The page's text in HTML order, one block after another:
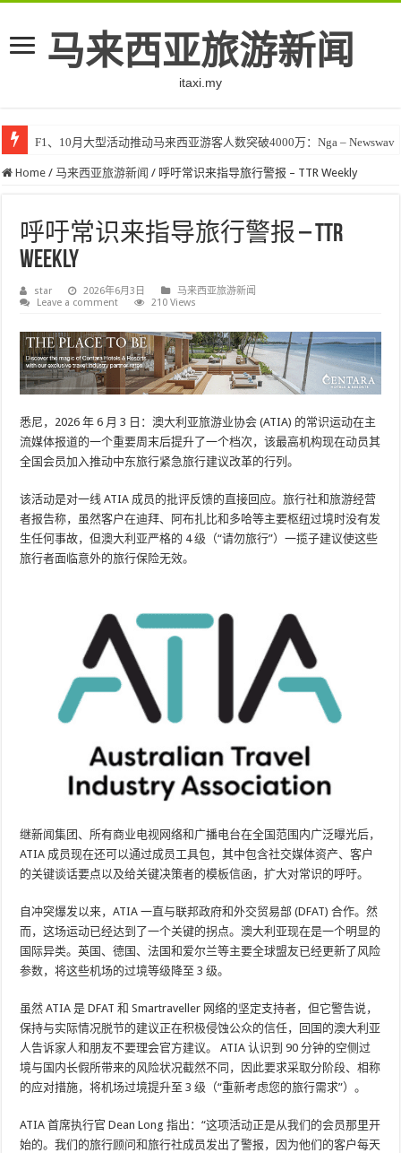
马来西亚旅游新闻
itaxi.my
F1、10月大型活动推动马来西亚游客人数突破4000万：Nga – Newswav
Home / 马来西亚旅游新闻 / 呼吁常识来指导旅行警报 – TTR Weekly
呼吁常识来指导旅行警报 – TTR
Weekly
star 2026年6月3日
马来西亚旅游新闻
Leave a comment
210 Views
悉尼，2026 年 6 月 3 日：澳大利亚旅游业协会 (ATIA) 的常识运动在主
流媒体报道的一个重要周末后提升了一个档次，该最高机构现在动员其
全国会员加入推动中东旅行紧急旅行建议改革的行列。
该活动是对一线 ATIA 成员的批评反馈的直接回应。旅行社和旅游经营
者报告称，虽然客户在迪拜、阿布扎比和多哈等主要枢纽过境时没有发
生任何事故，但澳大利亚严格的 4 级（“请勿旅行”）一揽子建议使这些
旅行者面临意外的旅行保险无效。
继新闻集团、所有商业电视网络和广播电台在全国范围内广泛曝光后，
ATIA 成员现在还可以通过成员工具包，其中包含社交媒体资产、客户
的关键谈话要点以及给关键决策者的模板信函，扩大对常识的呼吁。
自冲突爆发以来，ATIA 一直与联邦政府和外交贸易部 (DFAT) 合作。然
而，这场运动已经达到了一个关键的拐点。澳大利亚现在是一个明显的
国际异类。英国、德国、法国和爱尔兰等主要全球盟友已经更新了风险
参数，将这些机场的过境等级降至 3 级。
虽然 ATIA 是 DFAT 和 Smartraveller 网络的坚定支持者，但它警告说，
保持与实际情况脱节的建议正在积极侵蚀公众的信任，回国的澳大利亚
人告诉家人和朋友不要理会官方建议。 ATIA 认识到 90 分钟的空侧过
境与国内长假所带来的风险状况截然不同，因此要求采取分阶段、相称
的应对措施，将机场过境提升至 3 级（“重新考虑您的旅行需求”）。
ATIA 首席执行官 Dean Long 指出：“这项活动正是从我们的会员那里开
始的。我们的旅行顾问和旅行社成员发出了警报，因为他们的客户每天